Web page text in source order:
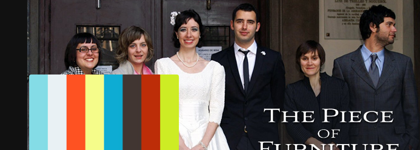
剧照 推荐影片 剧情介绍